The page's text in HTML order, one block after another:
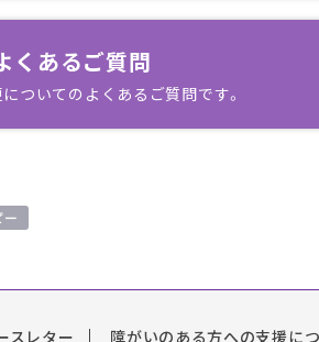
くあるご質問
ついてのよくあるご質問です。
スレター 障がいのある方への支援に